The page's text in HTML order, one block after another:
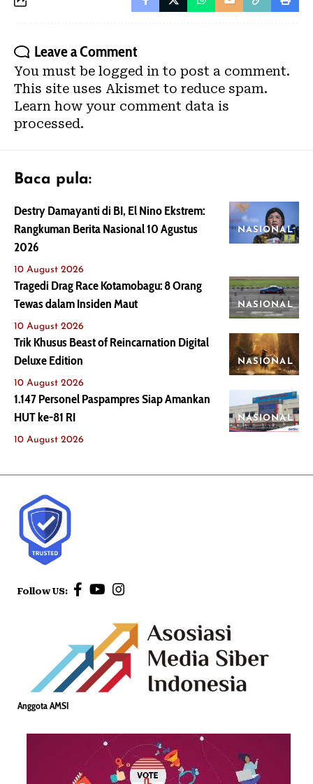
Leave a Comment
You must be logged in to post a comment.
This site uses Akismet to reduce spam.
Learn how your comment data is
processed.
Baca pula:
NASIONAL
Destry Damayanti di BI, El Nino Ekstrem:
Rangkuman Berita Nasional 10 Agustus
2026
10 August 2026
NASIONAL
Tragedi Drag Race Kotamobagu: 8 Orang
Tewas dalam Insiden Maut
10 August 2026
NASIONAL
Trik Khusus Beast of Reincarnation Digital
Deluxe Edition
10 August 2026
NASIONAL
1.147 Personel Paspampres Siap Amankan
HUT ke-81 RI
10 August 2026
Follow US:
Anggota AMSI